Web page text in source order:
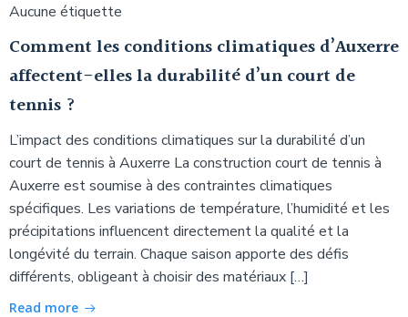
Aucune étiquette
Comment les conditions climatiques d’Auxerre
affectent-elles la durabilité d’un court de
tennis ?
L’impact des conditions climatiques sur la durabilité d’un
court de tennis à Auxerre La construction court de tennis à
Auxerre est soumise à des contraintes climatiques
spécifiques. Les variations de température, l’humidité et les
précipitations influencent directement la qualité et la
longévité du terrain. Chaque saison apporte des défis
différents, obligeant à choisir des matériaux […]
Read more